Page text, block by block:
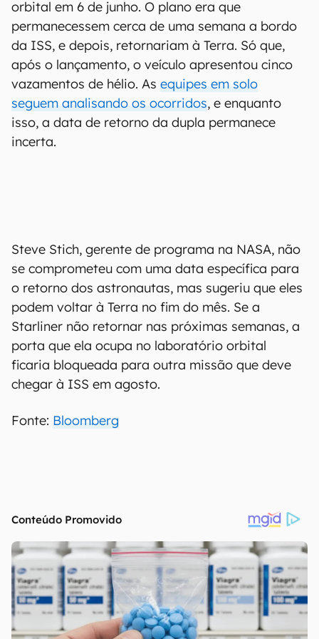
orbital em 6 de junho. O plano era que
permanecessem cerca de uma semana a bordo
da ISS, e depois, retornariam à Terra. Só que,
após o lançamento, o veículo apresentou cinco
vazamentos de hélio. As equipes em solo
seguem analisando os ocorridos, e enquanto
isso, a data de retorno da dupla permanece
incerta.
Steve Stich, gerente de programa na NASA, não
se comprometeu com uma data específica para
o retorno dos astronautas, mas sugeriu que eles
podem voltar à Terra no fim do mês. Se a
Starliner não retornar nas próximas semanas, a
porta que ela ocupa no laboratório orbital
ficaria bloqueada para outra missão que deve
chegar à ISS em agosto.
Fonte: Bloomberg